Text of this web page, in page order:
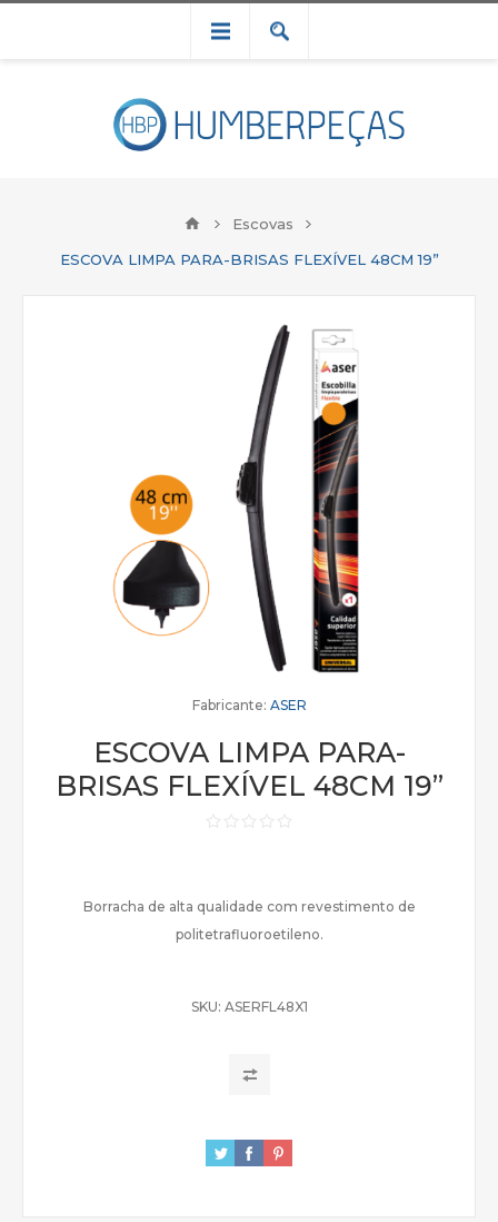
Escovas
ESCOVA LIMPA PARA-BRISAS FLEXÍVEL 48CM 19”
Fabricante: ASER
ESCOVA LIMPA PARA-
BRISAS FLEXÍVEL 48CM 19”
Borracha de alta qualidade com revestimento de
politetrafluoroetileno.
SKU: ASERFL48X1